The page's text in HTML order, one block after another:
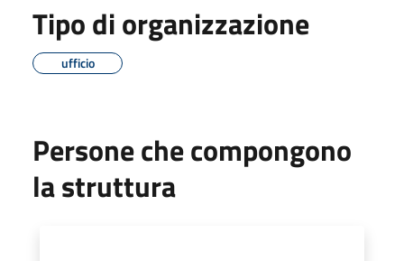
Tipo di organizzazione
ufficio
Persone che compongono
la struttura